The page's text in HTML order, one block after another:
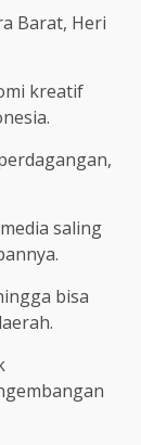
Barat, Heri
kreatif
saling
bisa